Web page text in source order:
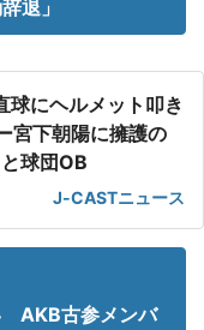
退」
球にヘルメット叩き
宮下朝陽に擁護の
球団OB
J-CASTニュース
AKB古参メンバ